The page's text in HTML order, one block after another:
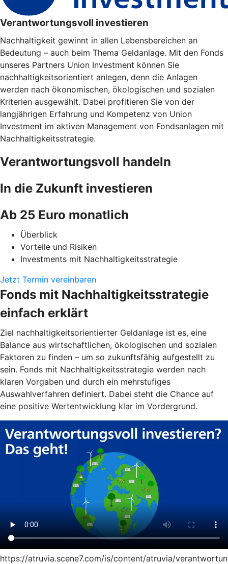
Verantwortungsvoll investieren
Nachhaltigkeit gewinnt in allen Lebensbereichen an
Bedeutung – auch beim Thema Geldanlage. Mit den Fonds
unseres Partners Union Investment können Sie
nachhaltigkeitsorientiert anlegen, denn die Anlagen
werden nach ökonomischen, ökologischen und sozialen
Kriterien ausgewählt. Dabei profitieren Sie von der
langjährigen Erfahrung und Kompetenz von Union
Investment im aktiven Management von Fondsanlagen mit
Nachhaltigkeitsstrategie.
Verantwortungsvoll handeln
In die Zukunft investieren
Ab 25 Euro monatlich
Überblick
Vorteile und Risiken
Investments mit Nachhaltigkeitsstrategie
Jetzt Termin vereinbaren
Fonds mit Nachhaltigkeitsstrategie
einfach erklärt
Ziel nachhaltigkeitsorientierter Geldanlage ist es, eine
Balance aus wirtschaftlichen, ökologischen und sozialen
Faktoren zu finden – um so zukunftsfähig aufgestellt zu
sein. Fonds mit Nachhaltigkeitsstrategie werden nach
klaren Vorgaben und durch ein mehrstufiges
Auswahlverfahren definiert. Dabei steht die Chance auf
eine positive Wertentwicklung klar im Vordergrund.
https://atruvia.scene7.com/is/content/atruvia/